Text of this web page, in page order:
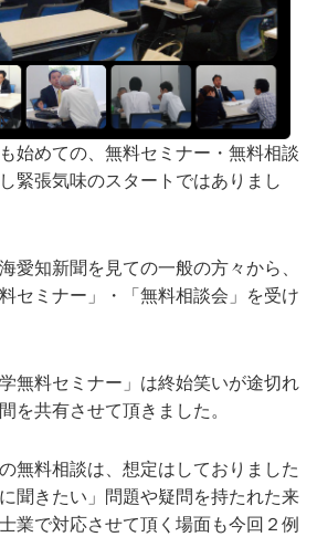
始めての、無料セミナー・無料相談
緊張気味のスタートではありまし
愛知新聞を見ての一般の方々から、
セミナー」・「無料相談会」を受け
無料セミナー」は終始笑いが途切れ
を共有させて頂きました。
無料相談は、想定はしておりました
聞きたい」問題や疑問を持たれた来
業で対応させて頂く場面も今回２例